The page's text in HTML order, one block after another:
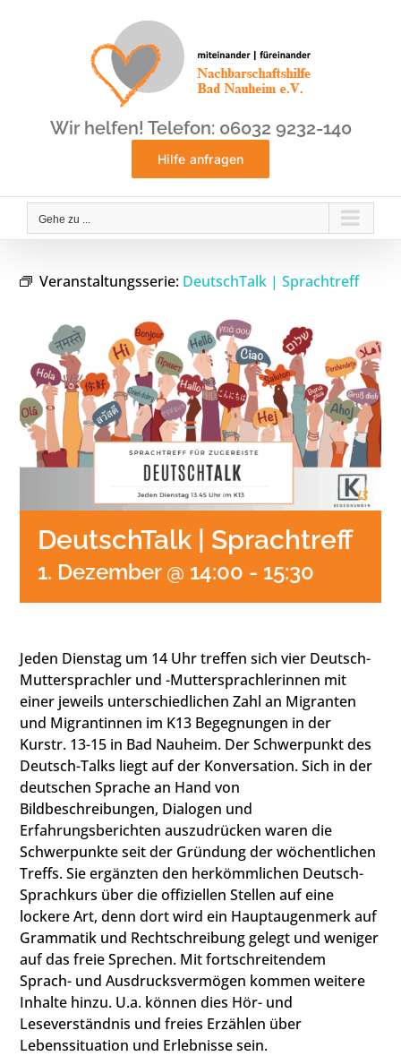
Wir helfen! Telefon: 06032 9232-140
Hilfe anfragen
Gehe zu ...
Veranstaltungsserie: DeutschTalk | Sprachtreff
DeutschTalk | Sprachtreff
1. Dezember @ 14:00 - 15:30
Jeden Dienstag um 14 Uhr treffen sich vier Deutsch-
Muttersprachler und -Muttersprachlerinnen mit
einer jeweils unterschiedlichen Zahl an Migranten
und Migrantinnen im K13 Begegnungen in der
Kurstr. 13-15 in Bad Nauheim. Der Schwerpunkt des
Deutsch-Talks liegt auf der Konversation. Sich in der
deutschen Sprache an Hand von
Bildbeschreibungen, Dialogen und
Erfahrungsberichten auszudrücken waren die
Schwerpunkte seit der Gründung der wöchentlichen
Treffs. Sie ergänzten den herkömmlichen Deutsch-
Sprachkurs über die offiziellen Stellen auf eine
lockere Art, denn dort wird ein Hauptaugenmerk auf
Grammatik und Rechtschreibung gelegt und weniger
auf das freie Sprechen. Mit fortschreitendem
Sprach- und Ausdrucksvermögen kommen weitere
Inhalte hinzu. U.a. können dies Hör- und
Leseverständnis und freies Erzählen über
Lebenssituation und Erlebnisse sein.